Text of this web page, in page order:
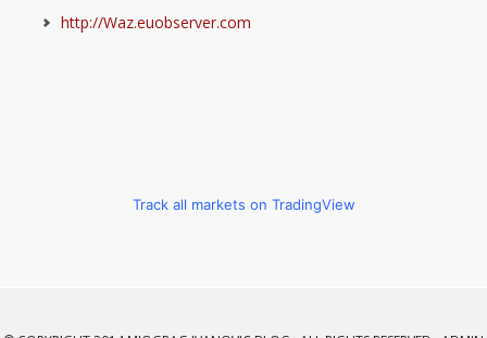
http://Waz.euobserver.com
Track all markets on TradingView